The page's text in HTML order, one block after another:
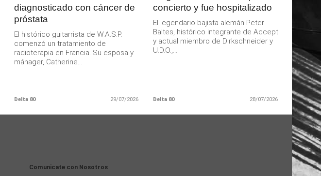
diagnosticado con cáncer de
próstata
El histórico guitarrista de W.A.S.P.
comenzó un tratamiento de
radioterapia en Francia. Su esposa y
mánager, Catherine...
Delta 80 29/07/2026
concierto y fue hospitalizado
El legendario bajista alemán Peter
Baltes, histórico integrante de Accept
y actual miembro de Dirkschneider y
U.D.O.,...
Delta 80 28/07/2026
Comunicate con Nosotros